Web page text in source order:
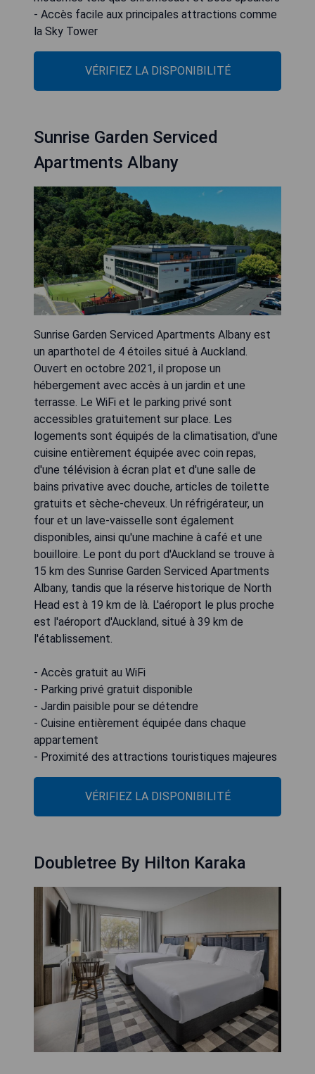
- Accès facile aux principales attractions comme
la Sky Tower
VÉRIFIEZ LA DISPONIBILITÉ
Sunrise Garden Serviced
Apartments Albany
Sunrise Garden Serviced Apartments Albany est
un aparthotel de 4 étoiles situé à Auckland.
Ouvert en octobre 2021, il propose un
hébergement avec accès à un jardin et une
terrasse. Le WiFi et le parking privé sont
accessibles gratuitement sur place. Les
logements sont équipés de la climatisation, d'une
cuisine entièrement équipée avec coin repas,
d'une télévision à écran plat et d'une salle de
bains privative avec douche, articles de toilette
gratuits et sèche-cheveux. Un réfrigérateur, un
four et un lave-vaisselle sont également
disponibles, ainsi qu'une machine à café et une
bouilloire. Le pont du port d'Auckland se trouve à
15 km des Sunrise Garden Serviced Apartments
Albany, tandis que la réserve historique de North
Head est à 19 km de là. L'aéroport le plus proche
est l'aéroport d'Auckland, situé à 39 km de
l'établissement.
- Accès gratuit au WiFi
- Parking privé gratuit disponible
- Jardin paisible pour se détendre
- Cuisine entièrement équipée dans chaque
appartement
- Proximité des attractions touristiques majeures
VÉRIFIEZ LA DISPONIBILITÉ
Doubletree By Hilton Karaka